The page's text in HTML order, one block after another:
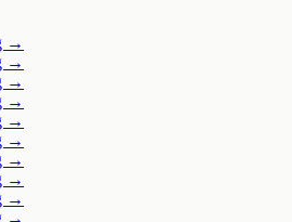
→
→
→
→
→
→
→
→
→
→